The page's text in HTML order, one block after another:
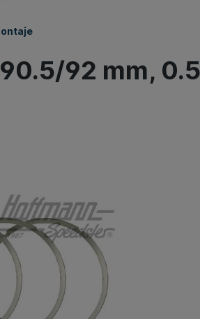
92 mm,